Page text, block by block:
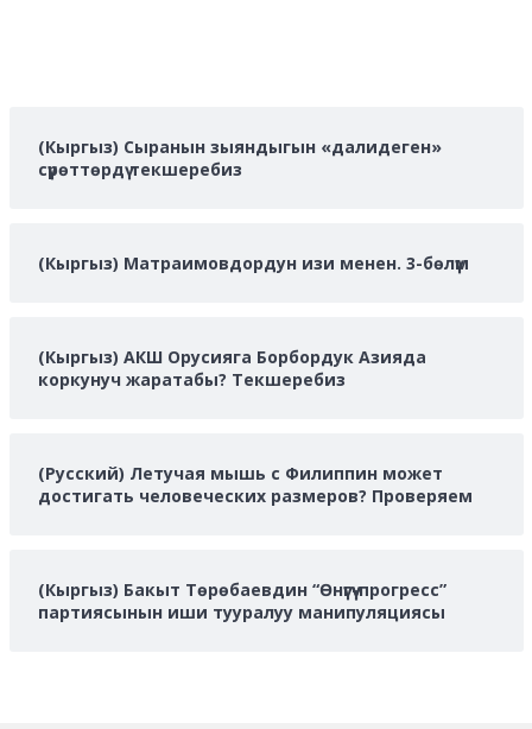
(Кыргыз) Сыранын зыяндыгын «далидеген»
сүрөттөрдү текшеребиз
(Кыргыз) Матраимовдордун изи менен. 3-бөлүм
(Кыргыз) АКШ Орусияга Борбордук Азияда
коркунуч жаратабы? Текшеребиз
(Русский) Летучая мышь с Филиппин может
достигать человеческих размеров? Проверяем
(Кыргыз) Бакыт Төрөбаевдин “Өнүгүү-прогресс”
партиясынын иши тууралуу манипуляциясы